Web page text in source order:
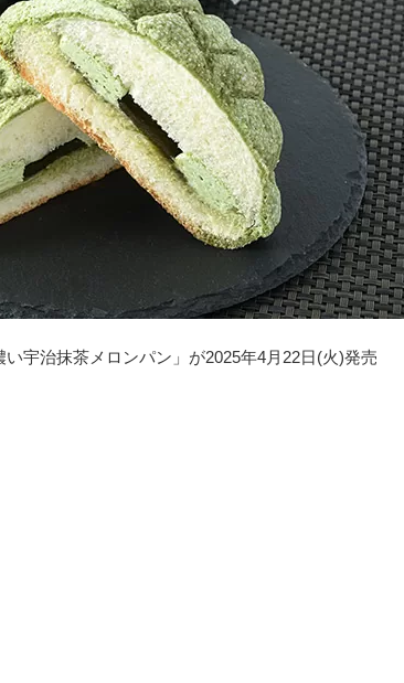
宇治抹茶メロンパン」が2025年4月22日(火)発売